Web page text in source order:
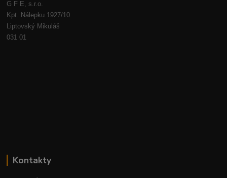
G F E, s.r.o.
Kpt. Nálepku 1927/10
Liptovský Mikuláš
031 01
Kontakty